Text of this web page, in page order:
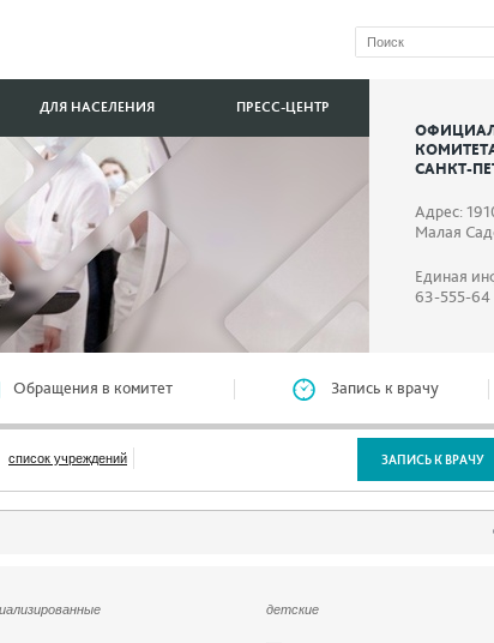
САНКТ-
Адрес:
Малая
Единая
63-555-64
ДЛЯ НАСЕЛЕНИЯ ПРЕСС-ЦЕНТР
Обращения в комитет Запись к врачу
список учреждений ЗАПИСЬ К ВРАЧУ
детские